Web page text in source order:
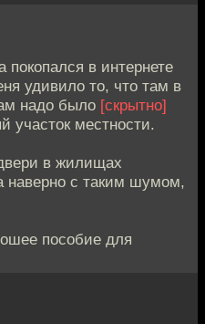
покопался в интернете
удивило то, что там в
надо было [скрытно]
участок местности.
в жилищах
наверно с таким шумом,
пособие для